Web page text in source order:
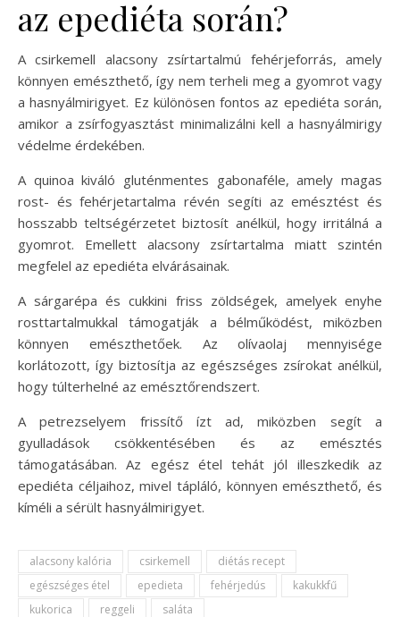
az epediéta során?
A csirkemell alacsony zsírtartalmú fehérjeforrás, amely
könnyen emészthető, így nem terheli meg a gyomrot vagy
a hasnyálmirigyet. Ez különösen fontos az epediéta során,
amikor a zsírfogyasztást minimalizálni kell a hasnyálmirigy
védelme érdekében.
A quinoa kiváló gluténmentes gabonaféle, amely magas
rost- és fehérjetartalma révén segíti az emésztést és
hosszabb teltségérzetet biztosít anélkül, hogy irritálná a
gyomrot. Emellett alacsony zsírtartalma miatt szintén
megfelel az epediéta elvárásainak.
A sárgarépa és cukkini friss zöldségek, amelyek enyhe
rosttartalmukkal támogatják a bélműködést, miközben
könnyen emészthetőek. Az olívaolaj mennyisége
korlátozott, így biztosítja az egészséges zsírokat anélkül,
hogy túlterhelné az emésztőrendszert.
A petrezselyem frissítő ízt ad, miközben segít a
gyulladások csökkentésében és az emésztés
támogatásában. Az egész étel tehát jól illeszkedik az
epediéta céljaihoz, mivel tápláló, könnyen emészthető, és
kíméli a sérült hasnyálmirigyet.
alacsony kalória csirkemell
diétás recept
egészséges étel
epedieta fehérjedús
kakukkfű
kukorica
reggeli saláta